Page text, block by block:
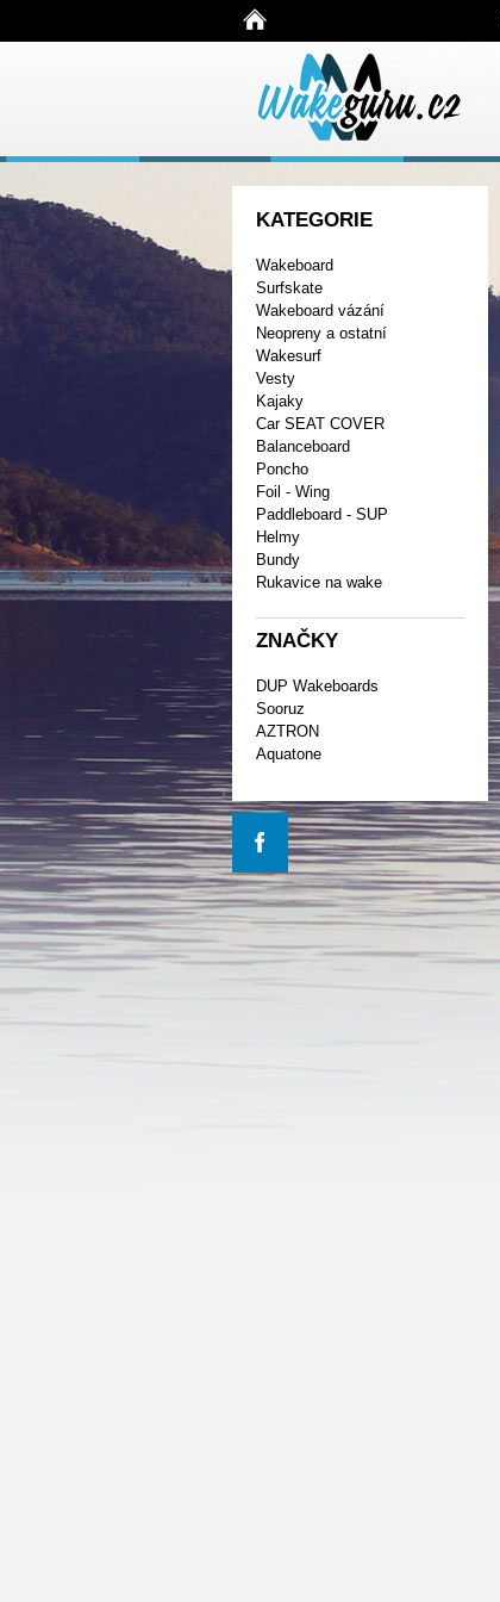
KATEGORIE
Wakeboard
Surfskate
Wakeboard vázání
Neopreny a ostatní
Wakesurf
Vesty
Kajaky
Car SEAT COVER
Balanceboard
Poncho
Foil - Wing
Paddleboard - SUP
Helmy
Bundy
Rukavice na wake
ZNAČKY
DUP Wakeboards
Sooruz
AZTRON
Aquatone